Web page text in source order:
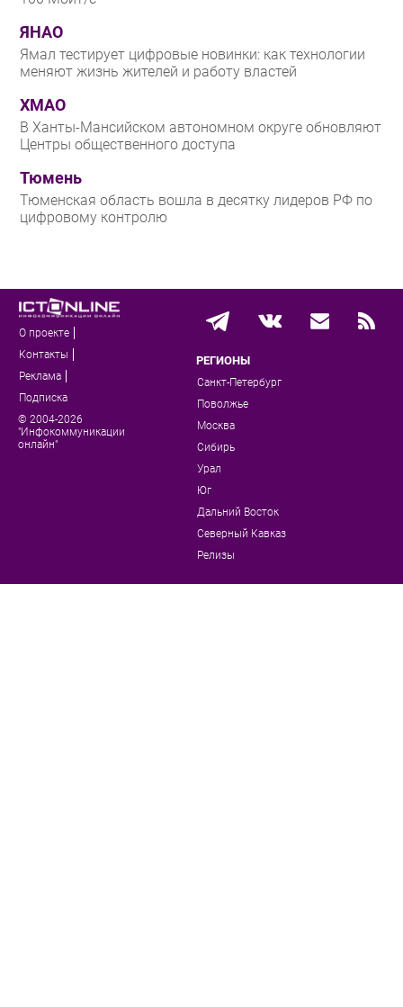
ЯНАО
Ямал тестирует цифровые новинки: как технологии
меняют жизнь жителей и работу властей
ХМАО
В Ханты-Мансийском автономном округе обновляют
Центры общественного доступа
Тюмень
Тюменская область вошла в десятку лидеров РФ по
цифровому контролю
О проекте
Контакты
Реклама
Подписка
© 2004-2026
"Инфокоммуникации
онлайн"
РЕГИОНЫ
Санкт-Петербург
Поволжье
Москва
Сибирь
Урал
Юг
Дальний Восток
Северный Кавказ
Релизы